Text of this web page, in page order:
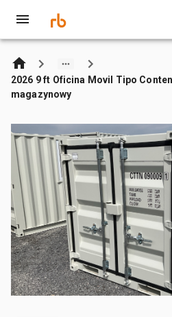
2026 9 ft Oficina Movil Tipo
magazynowy